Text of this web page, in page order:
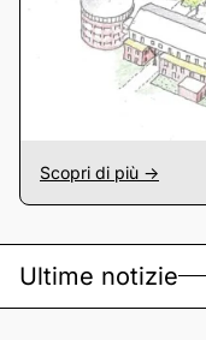
Scopri di più ->
Ultime notizie